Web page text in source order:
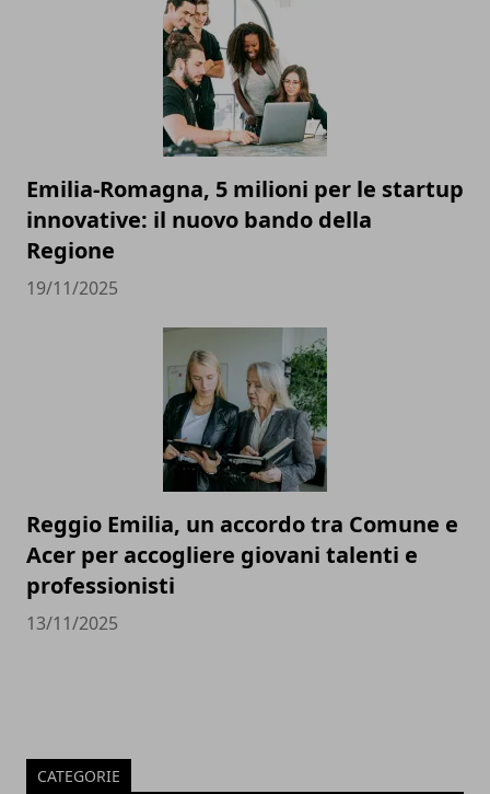
Emilia-Romagna, 5 milioni per le startup
innovative: il nuovo bando della
Regione
19/11/2025
Reggio Emilia, un accordo tra Comune e
Acer per accogliere giovani talenti e
professionisti
13/11/2025
CATEGORIE